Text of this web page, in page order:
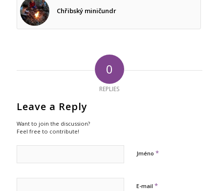
Chřibský miničundr
0
REPLIES
Leave a Reply
Want to join the discussion?
Feel free to contribute!
Jméno *
E-mail *